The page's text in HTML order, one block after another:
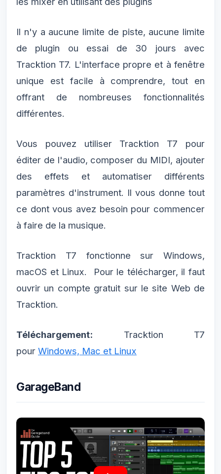
Il n'y a aucune limite de piste, aucune limite
de plugin ou essai de 30 jours avec
Tracktion T7. L'interface propre et à fenêtre
unique est facile à comprendre, tout en
offrant de nombreuses fonctionnalités
différentes.
Vous pouvez utiliser Tracktion T7 pour
éditer de l'audio, composer du MIDI, ajouter
des effets et automatiser différents
paramètres d'instrument. Il vous donne tout
ce dont vous avez besoin pour commencer
à faire de la musique.
Tracktion T7 fonctionne sur Windows,
macOS et Linux. Pour le télécharger, il faut
ouvrir un compte gratuit sur le site Web de
Tracktion.
Téléchargement: Tracktion T7
pour Windows, Mac et Linux
GarageBand